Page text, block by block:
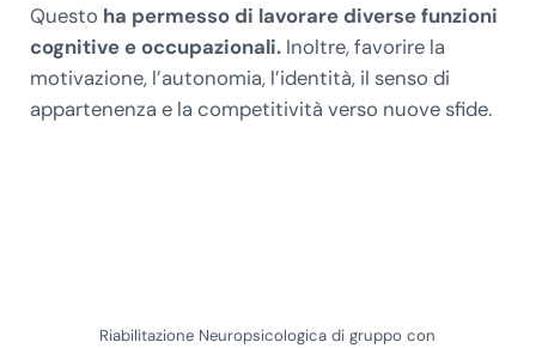
Questo ha permesso di lavorare diverse funzioni
cognitive e occupazionali.Inoltre, favorire la
motivazione, l’autonomia, l’identità, il senso di
appartenenza e la competitività verso nuove sfide.
Riabilitazione Neuropsicologica di gruppo con